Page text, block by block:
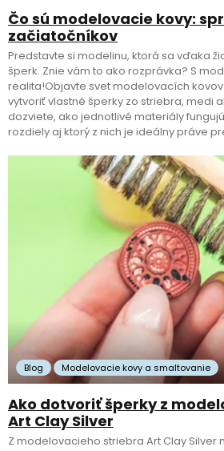
Čo sú modelovacie kovy:
začiatočníkov
Predstavte si modelinu, ktorá sa vďaka
šperk. Znie vám to ako rozprávka? S
realita!Objavte svet modelovacích
vytvoriť vlastné šperky zo striebra, medi
dozviete, ako jednotlivé materiály
rozdiely aj ktorý z nich je ideálny práve
Blog Modelovacie kovy a smaltovanie
Ako dotvoriť šperky z
Art Clay Silver
Z modelovacieho striebra Art Clay Silver